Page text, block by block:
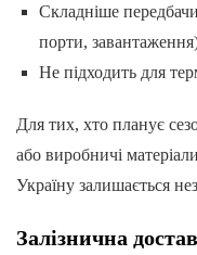
Складніше
порти,
Не підходить для
Для тих, хто планує
або виробничі
Україну залишається
Залізнична